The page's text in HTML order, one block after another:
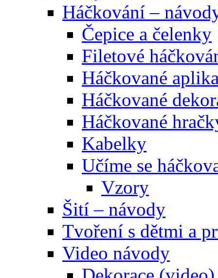
Háčkování –
Čepice a čelenky
Filetové
Háčkované
Háčkované
Háčkované
Kabelky
Učíme se
Vzory
Šití – návody
Tvoření s dětmi a
Video návody